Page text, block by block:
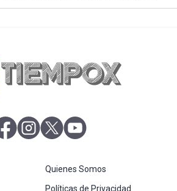
abre en nueva pestaña
abre en nueva pestaña
abre en nueva pestaña
nueva pestaña
en nueva pestaña
Quienes Somos
Políticas de Privacidad